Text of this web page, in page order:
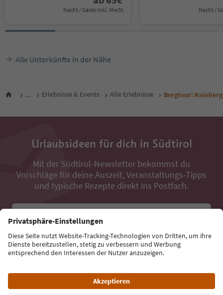
Nacht / Gäste Inkl. MwSt. Nacht /
Alle Unterkünfte in der Nähe
... Erlebnisse & Events Alle Erlebnisse Bergtour: Knieberg
Urlaubsideen für dich in Südtirol
Mit der Südtirol-Newsletter bekommst du
Vorschläge für deine Auszeit, Veranstaltungs-Tipps
und typische Rezepte direkt ins Postfach.
Jetzt anmelden